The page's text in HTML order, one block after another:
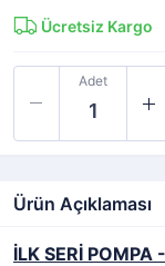
Ücretsiz Kargo
Adet
Ürün Açıklaması
İLK SERİ POMPA